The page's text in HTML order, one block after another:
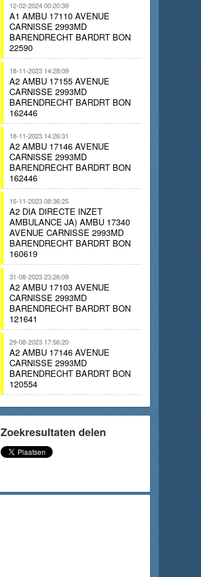
12-02-2024 00:20:39
A1 AMBU 17110 AVENUE
CARNISSE 2993MD
BARENDRECHT BARDRT BON
22590
18-11-2023 14:28:09
A2 AMBU 17155 AVENUE
CARNISSE 2993MD
BARENDRECHT BARDRT BON
162446
18-11-2023 14:26:31
A2 AMBU 17146 AVENUE
CARNISSE 2993MD
BARENDRECHT BARDRT BON
162446
15-11-2023 08:36:25
A2 DIA DIRECTE INZET
AMBULANCE JA) AMBU 17340
AVENUE CARNISSE 2993MD
BARENDRECHT BARDRT BON
160619
31-08-2023 23:26:09
A2 AMBU 17103 AVENUE
CARNISSE 2993MD
BARENDRECHT BARDRT BON
121641
29-08-2023 17:56:20
A2 AMBU 17146 AVENUE
CARNISSE 2993MD
BARENDRECHT BARDRT BON
120554
Zoekresultaten delen